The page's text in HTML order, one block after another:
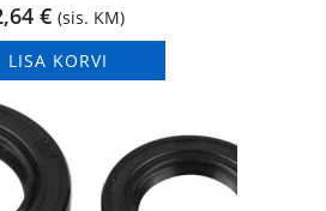
€ (sis. KM)
LISA KORVI